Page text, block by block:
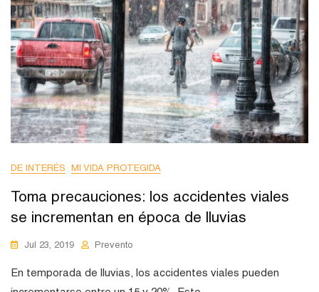
DE INTERÉS MI VIDA PROTEGIDA
Toma precauciones: los accidentes viales
se incrementan en época de lluvias
Jul 23, 2019 Prevento
En temporada de lluvias, los accidentes viales pueden